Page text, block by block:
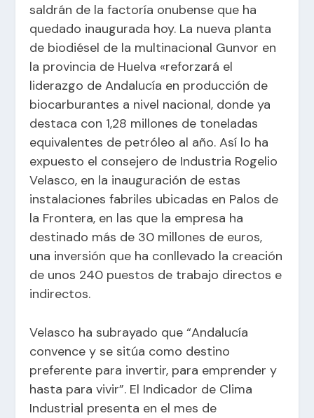
saldrán de la factoría onubense que ha
quedado inaugurada hoy. La nueva planta
de biodiésel de la multinacional Gunvor en
la provincia de Huelva «reforzará el
liderazgo de Andalucía en producción de
biocarburantes a nivel nacional, donde ya
destaca con 1,28 millones de toneladas
equivalentes de petróleo al año. Así lo ha
expuesto el consejero de Industria Rogelio
Velasco, en la inauguración de estas
instalaciones fabriles ubicadas en Palos de
la Frontera, en las que la empresa ha
destinado más de 30 millones de euros,
una inversión que ha conllevado la creación
de unos 240 puestos de trabajo directos e
indirectos.
Velasco ha subrayado que “Andalucía
convence y se sitúa como destino
preferente para invertir, para emprender y
hasta para vivir”. El Indicador de Clima
Industrial presenta en el mes de